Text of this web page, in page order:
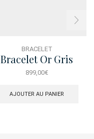
BRACELET
Bracelet Or Gris
Celeste Pm Pave
899,00€
AJOUTER AU PANIER